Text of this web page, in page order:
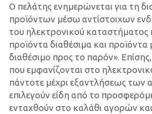
Ο πελάτης ενημερώνεται για τη
προϊόντων μέσω αντίστοιχων
του ηλεκτρονικού καταστήματος
προϊόντα διαθέσιμα και προϊόντα
διαθέσιμο προς το παρόν».
που εμφανίζονται στο
πάντοτε μέχρι εξαντλήσεως
επιλεγούν είδη από το
ενταχθούν στο καλάθι αγορών